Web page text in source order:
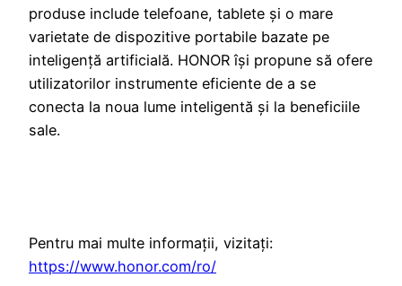
produse include telefoane, tablete și o mare
varietate de dispozitive portabile bazate pe
inteligență artificială. HONOR își propune să ofere
utilizatorilor instrumente eficiente de a se
conecta la noua lume inteligentă și la beneficiile
sale.
Pentru mai multe informații, vizitați:
https://www.honor.com/ro/